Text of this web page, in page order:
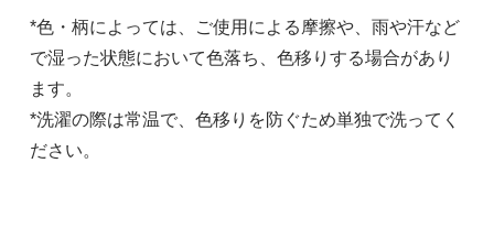
*色・柄によっては、ご使用による摩擦や、雨や汗など
で湿った状態において色落ち、色移りする場合があり
ます。
*洗濯の際は常温で、色移りを防ぐため単独で洗ってく
ださい。